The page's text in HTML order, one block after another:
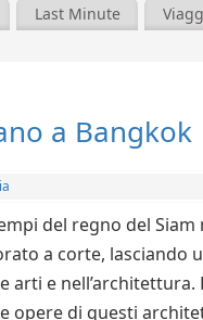
Last Minute
a
del regno del
a corte, lasciando
arti e
opere di questi